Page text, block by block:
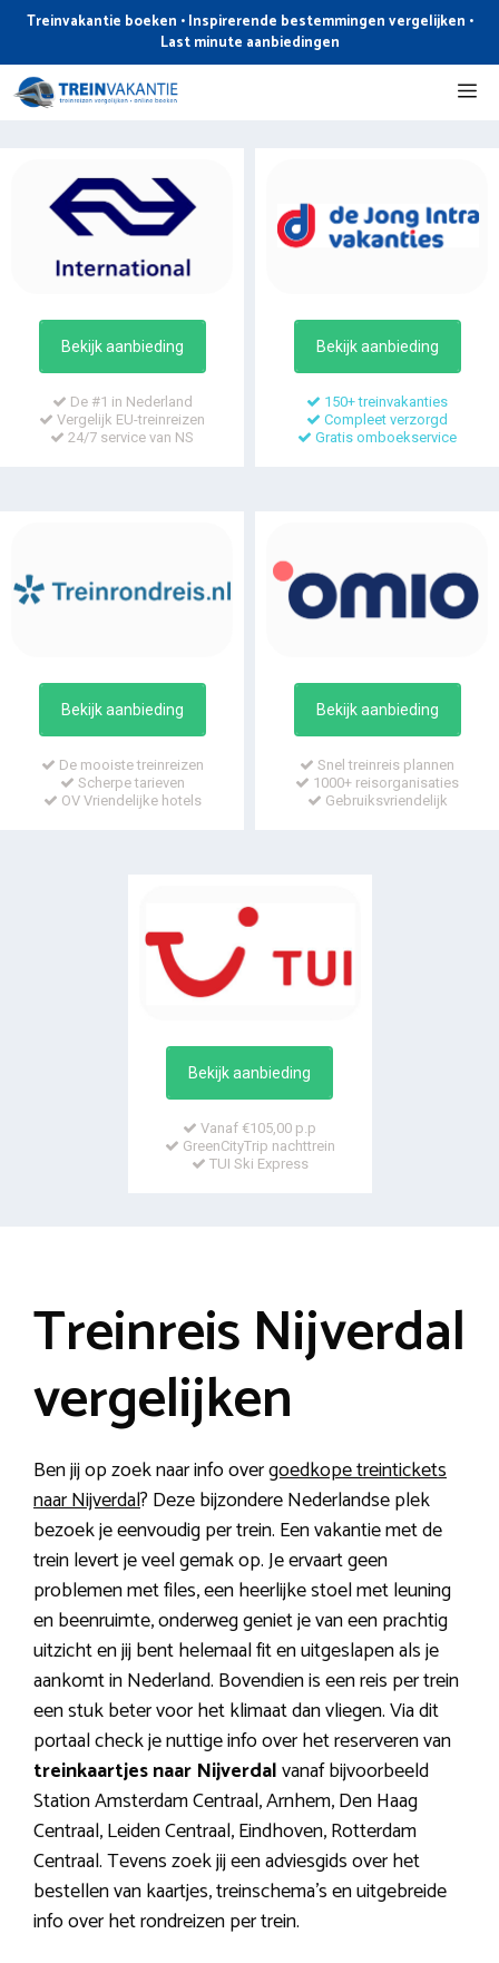
de
inhoud
Treinvakantie boeken • Inspirerende bestemmingen vergelijken •
Last minute aanbiedingen
Bekijk aanbieding
De #1 in Nederland
Vergelijk EU-treinreizen
24/7 service van NS
Bekijk aanbieding
150+ treinvakanties
Compleet verzorgd
Gratis omboekservice
Bekijk aanbieding
De mooiste treinreizen
Scherpe tarieven
OV Vriendelijke hotels
Bekijk aanbieding
Snel treinreis plannen
1000+ reisorganisaties
Gebruiksvriendelijk
Bekijk aanbieding
Vanaf €105,00 p.p
GreenCityTrip nachttrein
TUI Ski Express
Treinreis Nijverdal
vergelijken
Ben jij op zoek naar info overgoedkope treintickets
naar Nijverdal? Deze bijzondere Nederlandse plek
bezoek je eenvoudig per trein. Een vakantie met de
trein levert je veel gemak op. Je ervaart geen
problemen met files, een heerlijke stoel met leuning
en beenruimte, onderweg geniet je van een prachtig
uitzicht en jij bent helemaal fit en uitgeslapen als je
aankomt in Nederland. Bovendien is een reis per trein
een stuk beter voor het klimaat dan vliegen. Via dit
portaal check je nuttige info over het reserveren van
treinkaartjes naar Nijverdalvanaf bijvoorbeeld
Station Amsterdam Centraal, Arnhem, Den Haag
Centraal, Leiden Centraal, Eindhoven, Rotterdam
Centraal. Tevens zoek jij een adviesgids over het
bestellen van kaartjes, treinschema’s en uitgebreide
info over het rondreizen per trein.